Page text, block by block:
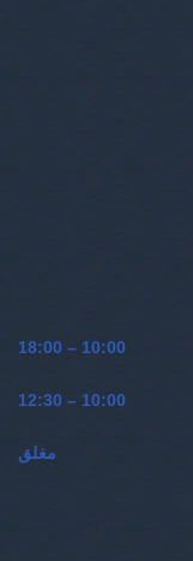
10:00 – 18:00
10:00 – 12:30
مغلق